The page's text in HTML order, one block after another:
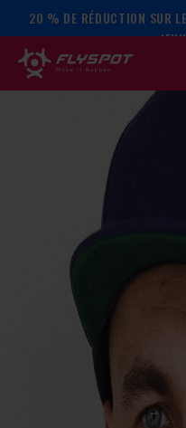
20 % DE RÉDUCTION SUR
Page d’accueil /